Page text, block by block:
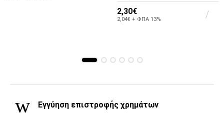
2,30€
2,04€ + ΦΠΑ 13%
Εγγύηση επιστροφής χρημάτων